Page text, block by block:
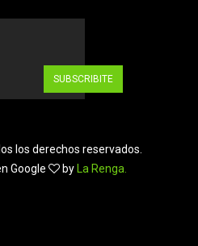
SUBSCRIBITE
los derechos reservados.
Google
by La Renga.